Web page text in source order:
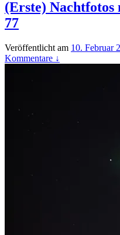
(Erste)
77
Veröffentlicht am 10. Februar
Kommentare ↓